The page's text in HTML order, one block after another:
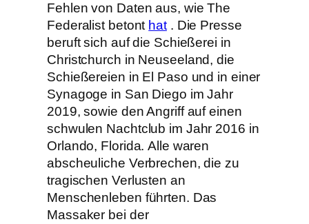
Fehlen von Daten aus, wie The
Federalist betont hat. Die Presse
beruft sich auf die Schießerei in
Christchurch in Neuseeland, die
Schießereien in El Paso und in einer
Synagoge in San Diego im Jahr
2019, sowie den Angriff auf einen
schwulen Nachtclub im Jahr 2016 in
Orlando, Florida. Alle waren
abscheuliche Verbrechen, die zu
tragischen Verlusten an
Menschenleben führten. Das
Massaker bei der